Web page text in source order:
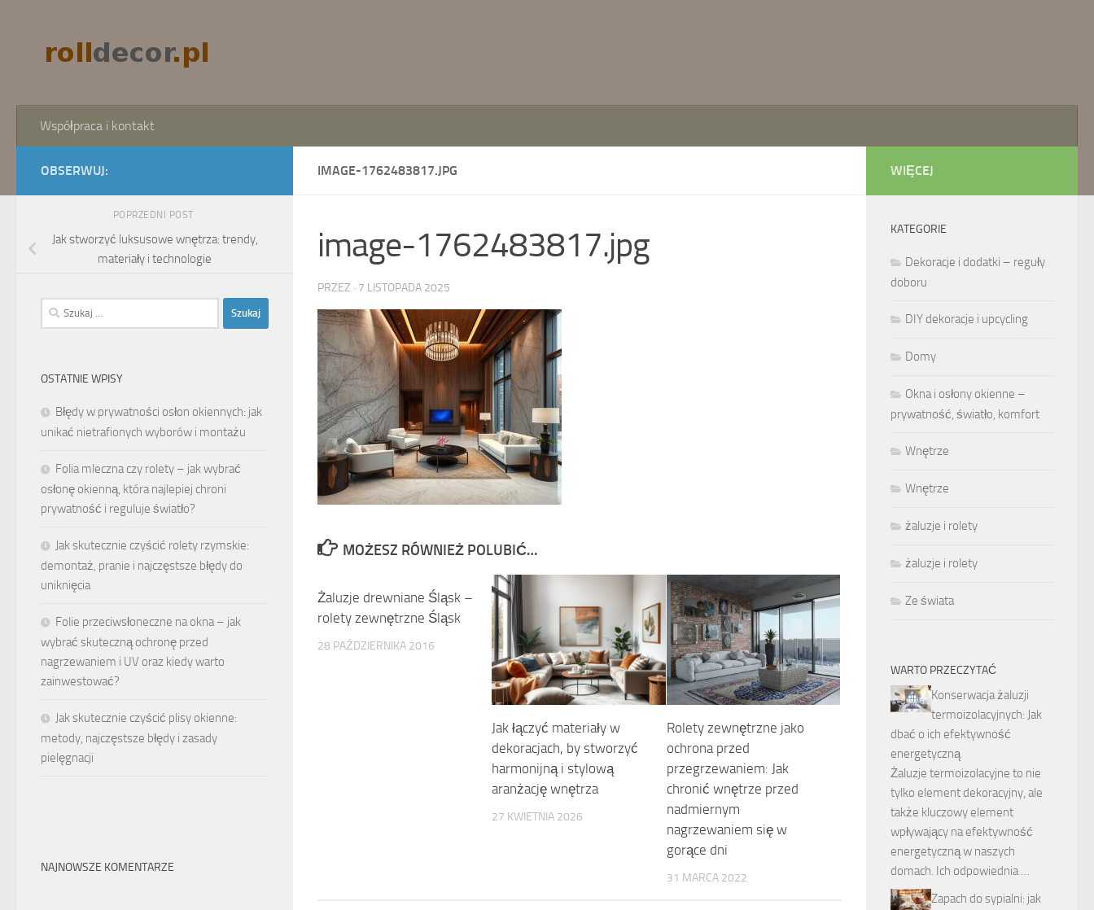
Współpraca i kontakt
IMAGE-1762483817.JPG
image-1762483817.jpg
PRZEZ · 7 LISTOPADA 2025
MOŻESZ RÓWNIEŻ POLUBIĆ…
Żaluzje drewniane Śląsk –
rolety zewnętrzne Śląsk
28 PAŹDZIERNIKA 2016
Jak łączyć materiały w
dekoracjach, by stworzyć
harmonijną i stylową
aranżację wnętrza
27 KWIETNIA 2026
Rolety zewnętrzne jako
ochrona przed
przegrzewaniem: Jak
chronić wnętrze przed
nadmiernym
nagrzewaniem się w
gorące dni
31 MARCA 2022
OBSERWUJ:
POPRZEDNI POST
Jak stworzyć luksusowe wnętrza: trendy,
materiały i technologie
Szukaj:
OSTATNIE WPISY
Błędy w prywatności osłon okiennych: jak
unikać nietrafionych wyborów i montażu
Folia mleczna czy rolety – jak wybrać
osłonę okienną, która najlepiej chroni
prywatność i reguluje światło?
Jak skutecznie czyścić rolety rzymskie:
demontaż, pranie i najczęstsze błędy do
uniknięcia
Folie przeciwsłoneczne na okna – jak
wybrać skuteczną ochronę przed
nagrzewaniem i UV oraz kiedy warto
zainwestować?
Jak skutecznie czyścić plisy okienne:
metody, najczęstsze błędy i zasady
pielęgnacji
NAJNOWSZE KOMENTARZE
WIĘCEJ
KATEGORIE
Dekoracje i dodatki – reguły
doboru
DIY dekoracje i upcycling
Domy
Okna i osłony okienne –
prywatność, światło, komfort
Wnętrze
Wnętrze
żaluzje i rolety
żaluzje i rolety
Ze świata
WARTO PRZECZYTAĆ
Konserwacja żaluzji
termoizolacyjnych: Jak
dbać o ich efektywność
energetyczną
Żaluzje termoizolacyjne to nie
tylko element dekoracyjny, ale
także kluczowy element
wpływający na efektywność
energetyczną w naszych
domach. Ich odpowiednia …
Zapach do sypialni: jak